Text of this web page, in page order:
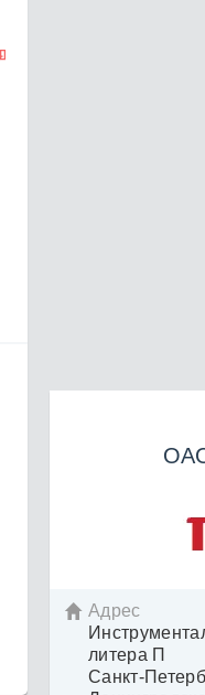
 Адрес
литера П
Санкт-